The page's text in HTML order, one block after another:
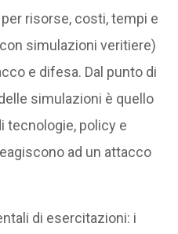
risorse, costi, tempi e
simulazioni veritiere)
e difesa. Dal punto di
simulazioni è quello
tecnologie, policy e
ad un attacco
di esercitazioni: i